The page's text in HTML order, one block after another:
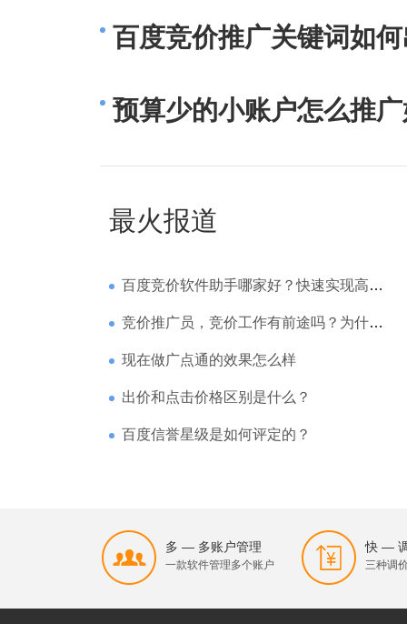
百度竞价推广关键词如
预算少的小账户怎么推
最火报道
百度竞价软件助手哪家好？快速实现高回报哪家强？
竞价推广员，竞价工作有前途吗？为什么待遇那么高
现在做广点通的效果怎么样
出价和点击价格区别是什么？
百度信誉星级是如何评定的？
多 — 多账户管理
一款软件管理多个账户
快 —
三种调